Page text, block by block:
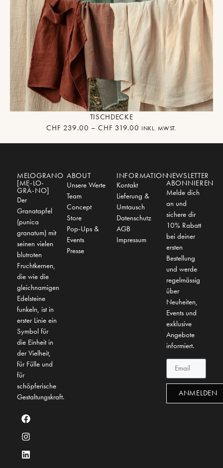
TISCHDECKE
CHF 239.00 – CHF 319.00 INKL. MWST.
MELOGRANO
[ME-LO-
GRÀ-NO]
Der
Granatapfel
(punica
granatum) mit
seinen vielen
blutroten
Fruchtkernen,
die wie die
gleichnamigen
Edelsteine
funkeln, ist in
erster Linie ein
Symbol für
die Einheit in
der Vielheit,
für Fülle und
für
schöpferische
Gestaltungskraft.
ABOUT
Unsere Werte
Team
Concept
Store
Pop-Ups &
Events
Presse
INFORMATION
Kontakt
Lieferung &
Umtausch
Datenschutz
AGB
Impressum
NEWSLETTER
ABONNIEREN
Melde dich
an und
sichere dir
10% Rabatt
bei deiner
ersten
Bestellung
und werde
regelmässig
über
Neuheiten,
Events und
exklusive
Angebote
informiert.
ANMELDEN